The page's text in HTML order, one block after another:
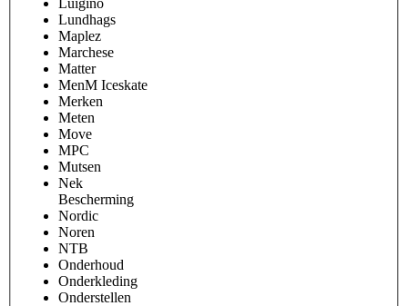
Lundhags
Maplez
Marchese
Matter
MenM Iceskate
Merken
Meten
Move
MPC
Mutsen
Nek
Bescherming
Nordic
Noren
NTB
Onderhoud
Onderkleding
Onderstellen